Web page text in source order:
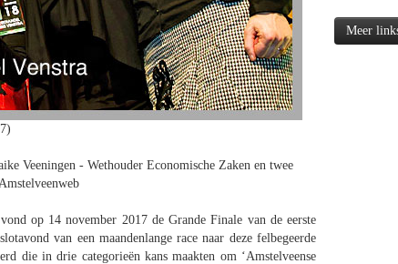
Veeningen - Wethouder Economische Zaken en twee
op 14 november 2017 de Grande Finale van de eerste
van een maandenlange race naar deze felbegeerde
die in drie categorieën kans maakten om ‘Amstelveense
Meer